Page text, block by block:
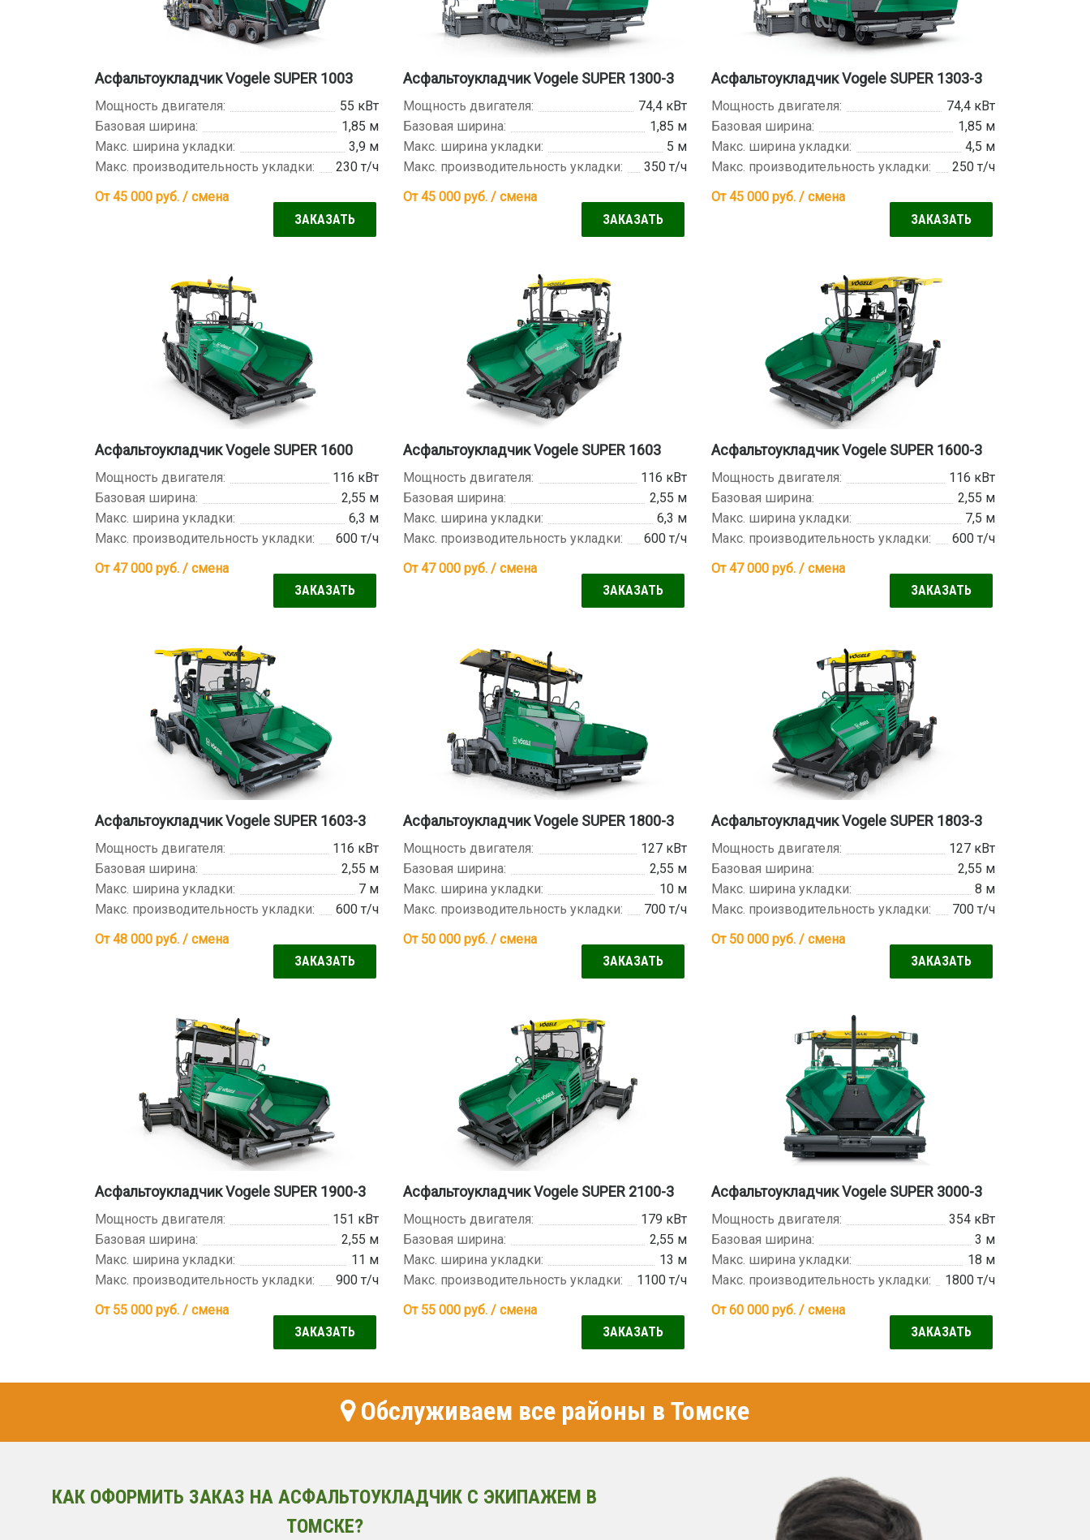
Асфальтоукладчик Vogele SUPER 1003
Мощность двигателя:
55 кВт
Базовая ширина:
1,85 м
Макс. ширина укладки:
3,9 м
Макс. производительность укладки:
230 т/ч
От 45 000 руб. / смена
ЗАКАЗАТЬ
Асфальтоукладчик Vogele SUPER 1300-3
Мощность двигателя:
74,4 кВт
Базовая ширина:
1,85 м
Макс. ширина укладки:
5 м
Макс. производительность укладки:
350 т/ч
От 45 000руб. / смена
ЗАКАЗАТЬ
Асфальтоукладчик Vogele SUPER 1303-3
Мощность двигателя:
74,4 кВт
Базовая ширина:
1,85 м
Макс. ширина укладки:
4,5 м
Макс. производительность укладки:
250 т/ч
От 45 000руб. / смена
ЗАКАЗАТЬ
Асфальтоукладчик Vogele SUPER 1600
Мощность двигателя:
116 кВт
Базовая ширина:
2,55 м
Макс. ширина укладки:
6,3 м
Макс. производительность укладки:
600 т/ч
От 47 000 руб. / смена
ЗАКАЗАТЬ
Асфальтоукладчик Vogele SUPER 1603
Мощность двигателя:
116 кВт
Базовая ширина:
2,55 м
Макс. ширина укладки:
6,3 м
Макс. производительность укладки:
600 т/ч
От 47 000руб. / смена
ЗАКАЗАТЬ
Асфальтоукладчик Vogele SUPER 1600-3
Мощность двигателя:
116 кВт
Базовая ширина:
2,55 м
Макс. ширина укладки:
7,5 м
Макс. производительность укладки:
600 т/ч
От 47 000руб. / смена
ЗАКАЗАТЬ
Асфальтоукладчик Vogele SUPER 1603-3
Мощность двигателя:
116 кВт
Базовая ширина:
2,55 м
Макс. ширина укладки:
7 м
Макс. производительность укладки:
600 т/ч
От 48 000 руб. / смена
ЗАКАЗАТЬ
Асфальтоукладчик Vogele SUPER 1800-3
Мощность двигателя:
127 кВт
Базовая ширина:
2,55 м
Макс. ширина укладки:
10 м
Макс. производительность укладки:
700 т/ч
От 50 000руб. / смена
ЗАКАЗАТЬ
Асфальтоукладчик Vogele SUPER 1803-3
Мощность двигателя:
127 кВт
Базовая ширина:
2,55 м
Макс. ширина укладки:
8 м
Макс. производительность укладки:
700 т/ч
От 50 000руб. / смена
ЗАКАЗАТЬ
Асфальтоукладчик Vogele SUPER 1900-3
Мощность двигателя:
151 кВт
Базовая ширина:
2,55 м
Макс. ширина укладки:
11 м
Макс. производительность укладки:
900 т/ч
От 55 000 руб. / смена
ЗАКАЗАТЬ
Асфальтоукладчик Vogele SUPER 2100-3
Мощность двигателя:
179 кВт
Базовая ширина:
2,55 м
Макс. ширина укладки:
13 м
Макс. производительность укладки:
1100 т/ч
От 55 000руб. / смена
ЗАКАЗАТЬ
Асфальтоукладчик Vogele SUPER 3000-3
Мощность двигателя:
354 кВт
Базовая ширина:
3 м
Макс. ширина укладки:
18 м
Макс. производительность укладки:
1800 т/ч
От 60 000руб. / смена
ЗАКАЗАТЬ
Обслуживаем все районы в Томске
КАК ОФОРМИТЬ ЗАКАЗ НА АСФАЛЬТОУКЛАДЧИК С ЭКИПАЖЕМ В
ТОМСКЕ?